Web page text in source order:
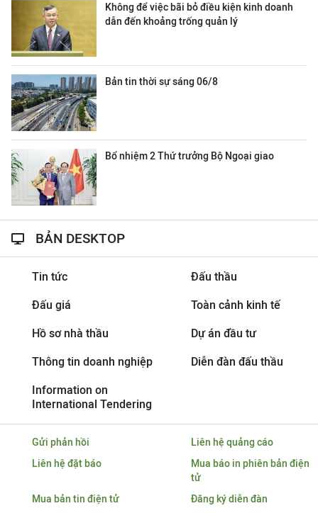
Không để việc bãi bỏ điều kiện kinh doanh
dẫn đến khoảng trống quản lý
Bản tin thời sự sáng 06/8
Bổ nhiệm 2 Thứ trưởng Bộ Ngoại giao
BẢN DESKTOP
Tin tức Đấu thầu
Đấu giá Toàn cảnh kinh tế
Hồ sơ nhà thầu Dự án đầu tư
Thông tin doanh nghiệp Diễn đàn đấu thầu
Information on
International Tendering
Gửi phản hồi
Liên hệ quảng cáo
Liên hệ đặt báo
Mua báo in phiên bản điện
tử
Mua bản tin điện tử
Đăng ký diễn đàn